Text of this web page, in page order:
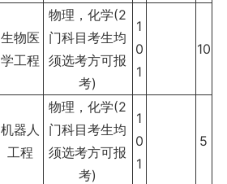
生物医
学工程
物理，化学(2
门科目考生均
须选考方可报
考)
1
0
1
10
机器人
工程
物理，化学(2
门科目考生均
须选考方可报
考)
1
0
1
5